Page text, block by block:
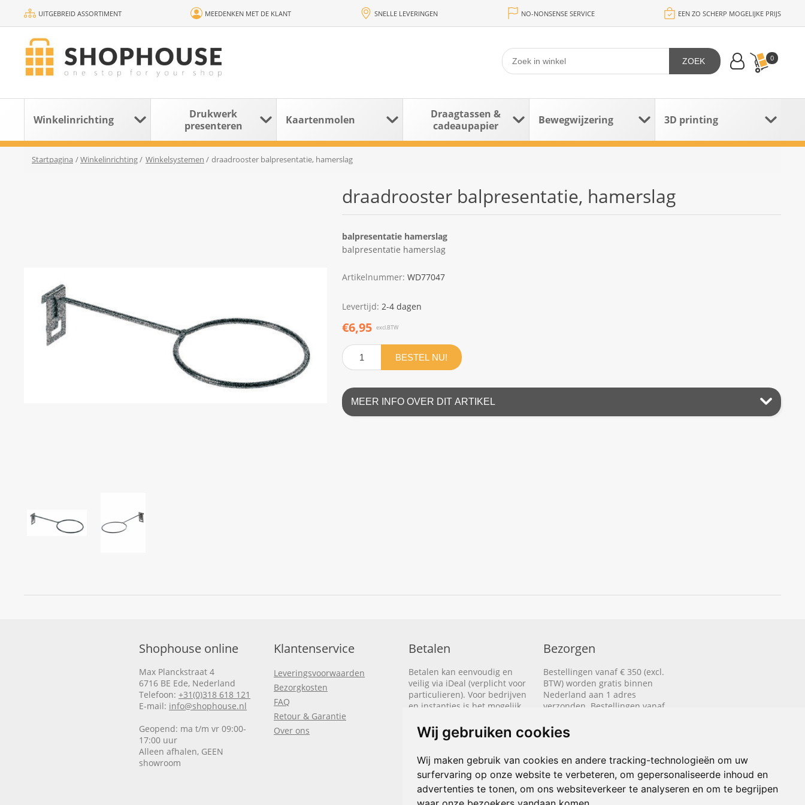
Wij gebruiken cookies
Wij maken gebruik van cookies en andere tracking-technologieën om uw
surfervaring op onze website te verbeteren, om gepersonaliseerde inhoud en
advertenties te tonen, om ons websiteverkeer te analyseren en om te begrijpen
UITGEBREID ASSORTIMENT MEEDENKEN MET DE KLANT SNELLE LEVERINGEN NO-NONSENSE SERVICE EEN ZO SCHERP MOGELIJKE PRIJS
0
ZOEK
Winkelinrichting
Drukwerk
presenteren
Kaartenmolen
Draagtassen &
cadeaupapier
Bewegwijzering 3D printing
Startpagina /Winkelinrichting/ Winkelsystemen / draadrooster balpresentatie, hamerslag
draadrooster balpresentatie, hamerslag
balpresentatie hamerslag
balpresentatie hamerslag
Artikelnummer: WD77047
Levertijd: 2-4 dagen
€6,95 excl.BTW
BESTEL NU!
MEER INFO OVER DIT ARTIKEL
Shophouse online
Max Planckstraat 4
6716 BE Ede, Nederland
Telefoon: +31(0)318 618 121
E-mail: info@shophouse.nl
Geopend: ma t/m vr 09:00-
17:00 uur
Alleen afhalen, GEEN
showroom
Klantenservice
Leveringsvoorwaarden
Bezorgkosten
FAQ
Retour & Garantie
Over ons
Betalen
Betalen kan eenvoudig en
veilig via iDeal (verplicht voor
particulieren). Voor bedrijven
en instanties is het mogelijk
We sturen je dan een factuur
nadat de bestelling is
Klik hier om meer te lezen of
bel+31(0)318 618 121
Bezorgen
Bestellingen vanaf € 350 (excl.
BTW) worden gratis binnen
Nederland aan 1 adres
verzonden. Bestellingen vanaf
gratis naar België aan 1 adres
verzonden.
Lees hier hoe het bezorgen
werkt.